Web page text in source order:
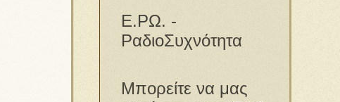
Ε.ΡΩ. -
ΡαδιοΣυχνότητα
Μπορείτε να μας